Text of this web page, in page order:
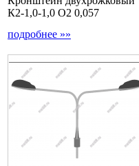
К2-1,0-1,0 О2 0,057
подробнее »»